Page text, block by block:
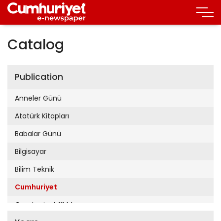
Catalog
Publication
Anneler Günü
Atatürk Kitapları
Babalar Günü
Bilgisayar
Bilim Teknik
Cumhuriyet
Cumhuriyet 19 Mayıs